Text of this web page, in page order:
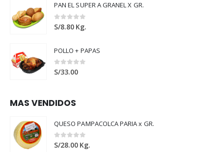
PAN EL SUPER A GRANEL X GR.
0out of 5
S/8.80 Kg.
POLLO + PAPAS
0out of 5
S/33.00
MAS VENDIDOS
QUESO PAMPACOLCA PARIA x GR.
0out of 5
S/28.00 Kg.